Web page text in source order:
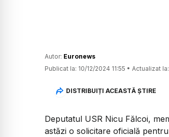
Autor: Euronews
Publicat la: 10/12/2024 11:55 • Actualizat la:
DISTRIBUIȚI ACEASTĂ ȘTIRE
Deputatul USR Nicu Fălcoi,
astăzi o solicitare oficială